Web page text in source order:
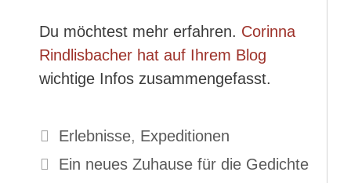
Du möchtest mehr erfahren. Corinna
Rindlisbacher hat auf Ihrem Blog
wichtige Infos zusammengefasst.
Kategorien
Erlebnisse, Expeditionen
Ein neues Zuhause für die Gedichte